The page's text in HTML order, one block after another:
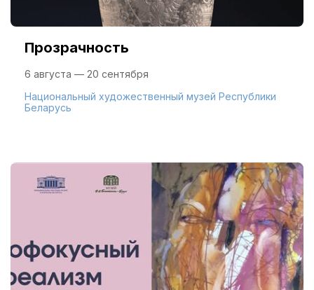
Прозрачность
6 августа — 20 сентября
Национальный художественный музей Республики
Беларусь